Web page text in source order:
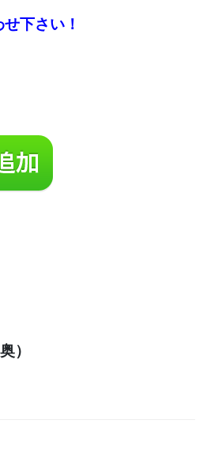
下さい！
）